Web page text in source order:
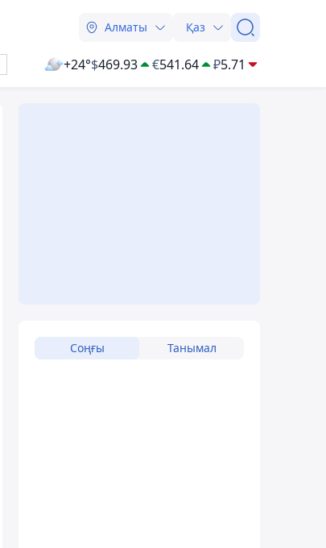
Алматы Қаз
+24°$469.93 €541.64 ₽5.71
Соңғы Танымал